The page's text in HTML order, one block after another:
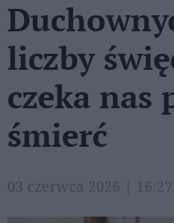
liczby
czeka nas
śmierć
03 czerwca 2026 |